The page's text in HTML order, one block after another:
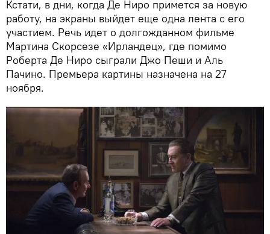
Кстати, в дни, когда Де Ниро примется за новую
работу, на экраны выйдет еще одна лента с его
участием. Речь идет о долгожданном фильме
Мартина Скорсезе «Ирландец», где помимо
Роберта Де Ниро сыграли Джо Пеши и Аль
Пачино. Премьера картины назначена на 27
ноября.